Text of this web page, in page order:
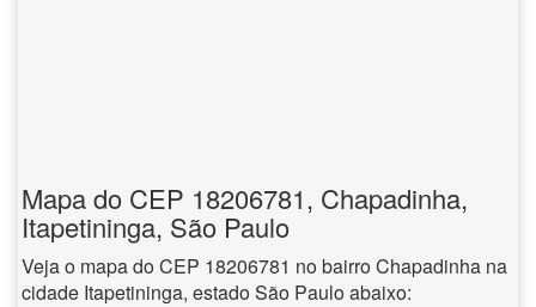
Mapa do CEP 18206781, Chapadinha,
Itapetininga, São Paulo
Veja o mapa do CEP 18206781 no bairro Chapadinha na
cidade Itapetininga, estado São Paulo abaixo: